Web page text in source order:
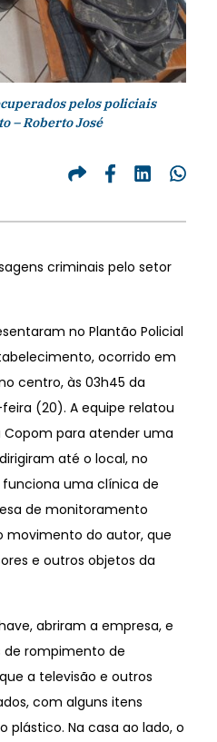
pelos policiais
– Roberto José
criminais pelo setor
no Plantão Policial
ocorrido em
centro, às 03h45 da
(20). A equipe relatou
para atender uma
até o local, no
uma clínica de
de monitoramento
movimento do autor, que
e outros objetos da
abriram a empresa, e
rompimento de
a televisão e outros
com alguns itens
Na casa ao lado, o